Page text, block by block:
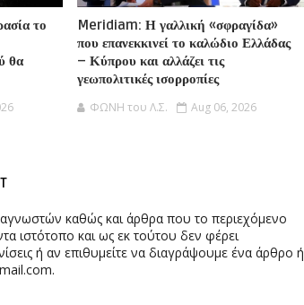
το
θα
Meridiam: Η γαλλική «σφραγίδα»
που επανεκκινεί το καλώδιο Ελλάδας
– Κύπρου και αλλάζει τις
γεωπολιτικές ισορροπίες
ΦΩΝΗ του Λ.Σ. Aug 06, 2026
καθώς και άρθρα που το περιεχόμενο
ιστότοπο και ως εκ τούτου δεν φέρει
ή αν επιθυμείτε να διαγράψουμε ένα άρθρο ή